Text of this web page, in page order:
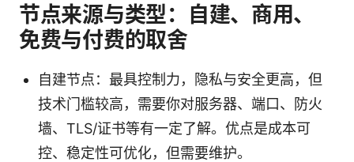
节点来源与类型：自建、商用、
免费与付费的取舍
自建节点：最具控制力，隐私与安全更高，但
技术门槛较高，需要你对服务器、端口、防火
墙、TLS/证书等有一定了解。优点是成本可
控、稳定性可优化，但需要维护。